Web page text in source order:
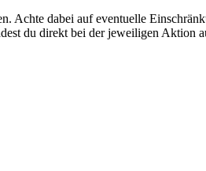
Achte dabei auf eventuelle
du direkt bei der jeweiligen Aktion